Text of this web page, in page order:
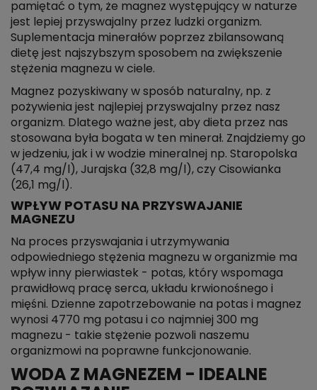
pamiętać o tym, że magnez występujący w naturze
jest lepiej przyswajalny przez ludzki organizm.
Suplementacja minerałów poprzez zbilansowaną
dietę jest najszybszym sposobem na zwiększenie
stężenia magnezu w ciele.
Magnez pozyskiwany w sposób naturalny, np. z
pożywienia jest najlepiej przyswajalny przez nasz
organizm. Dlatego ważne jest, aby dieta przez nas
stosowana była bogata w ten minerał. Znajdziemy go
w jedzeniu, jak i w wodzie mineralnej np. Staropolska
(47,4 mg/l), Jurajska (32,8 mg/l), czy Cisowianka
(26,1 mg/l).
WPŁYW POTASU NA PRZYSWAJANIE
MAGNEZU
Na proces przyswajania i utrzymywania
odpowiedniego stężenia magnezu w organizmie ma
wpływ inny pierwiastek - potas, który wspomaga
prawidłową pracę serca, układu krwionośnego i
mięśni. Dzienne zapotrzebowanie na potas i magnez
wynosi 4770 mg potasu i co najmniej 300 mg
magnezu - takie stężenie pozwoli naszemu
organizmowi na poprawne funkcjonowanie.
WODA Z MAGNEZEM - IDEALNE